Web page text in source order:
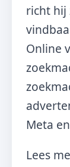
richt hij
Online
Meta
Lees